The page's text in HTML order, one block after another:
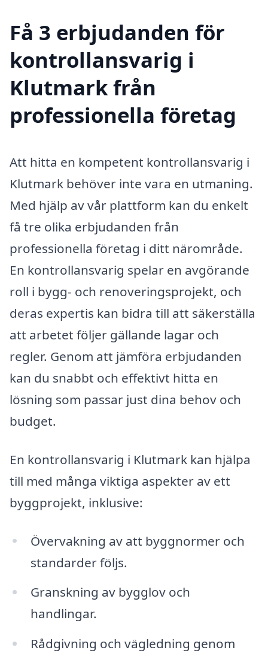
Få 3 erbjudanden för
kontrollansvarig i
Klutmark från
professionella företag
Att hitta en kompetent kontrollansvarig i
Klutmark behöver inte vara en utmaning.
Med hjälp av vår plattform kan du enkelt
få tre olika erbjudanden från
professionella företag i ditt närområde.
En kontrollansvarig spelar en avgörande
roll i bygg- och renoveringsprojekt, och
deras expertis kan bidra till att säkerställa
att arbetet följer gällande lagar och
regler. Genom att jämföra erbjudanden
kan du snabbt och effektivt hitta en
lösning som passar just dina behov och
budget.
En kontrollansvarig i Klutmark kan hjälpa
till med många viktiga aspekter av ett
byggprojekt, inklusive:
Övervakning av att byggnormer och
standarder följs.
Granskning av bygglov och
handlingar.
Rådgivning och vägledning genom